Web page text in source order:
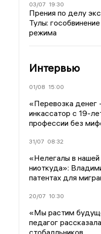
03/07 19:30
Прения по делу
Тулы:
режима
Интервью
01/08 15:00
«Перевозка денег
инкассатор с 19-
профессии без
31/07 08:32
«Нелегалы в нашей
ниоткуда»:
патентах для
20/07 10:30
«Мы растим
педагог
стобалльников